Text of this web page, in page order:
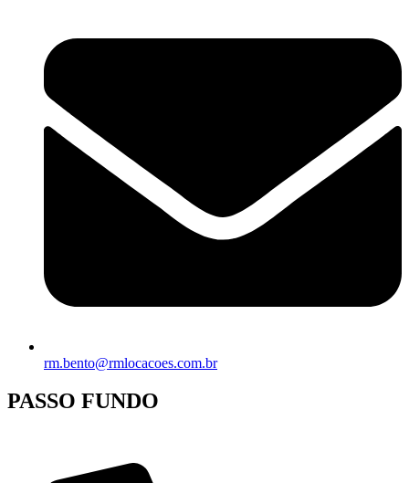
rm.bento@rmlocacoes.com.br
PASSO FUNDO